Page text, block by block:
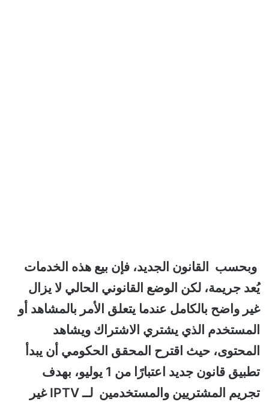
وبحسب القانون الجديد، فإن بيع هذه الخدمات
يُعد جريمة، لكن الوضع القانوني الحالي لا يزال
غير واضح بالكامل عندما يتعلق الأمر بالمشاهد أو
المستخدم الذي يشتري الاشتراك ويشاهد
المحتوى، حيث اقترح المحقق الحكومي أن يبدأ
تطبيق قانون جديد اعتبارًا من 1 يوليو، بهدف
تجريم المشتريين والمستخدمين لــ IPTV غير